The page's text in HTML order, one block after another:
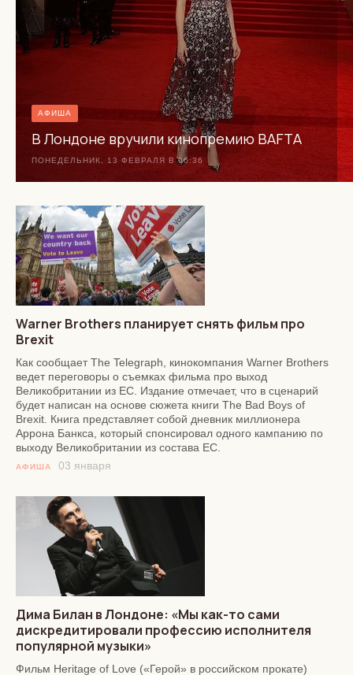
АФИША
В Лондоне вручили кинопремию BAFTA
ПОНЕДЕЛЬНИК, 13 ФЕВРАЛЯ В 06:36
Warner Brothers планирует снять фильм про
Brexit
Как сообщает The Telegraph, кинокомпания Warner Brothers
ведет переговоры о съемках фильма про выход
Великобритании из ЕС. Издание отмечает, что в сценарий
будет написан на основе сюжета книги The Bad Boys of
Brexit. Книга представляет собой дневник миллионера
Аррона Банкса, который спонсировал одного кампанию по
выходу Великобритании из состава ЕС.
АФИША 03 января
Дима Билан в Лондоне: «Мы как-то сами
дискредитировали профессию исполнителя
популярной музыки»
Фильм Heritage of Love («Герой» в российском прокате)